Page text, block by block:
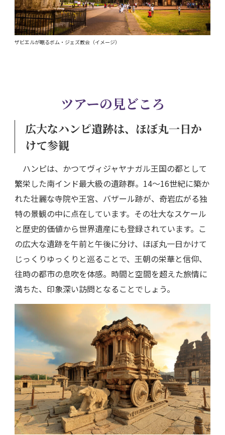
ザビエルが眠るボム・ジェズ教会（イメージ）
ツアーの見どころ
広大なハンピ遺跡は、ほぼ丸一日か
けて参観
ハンピは、かつてヴィジャヤナガル王国の都として
繁栄した南インド最大級の遺跡群。14～16世紀に築か
れた壮麗な寺院や王宮、バザール跡が、奇岩広がる独
特の景観の中に点在しています。その壮大なスケール
と歴史的価値から世界遺産にも登録されています。こ
の広大な遺跡を午前と午後に分け、ほぼ丸一日かけて
じっくりゆっくりと巡ることで、王朝の栄華と信仰、
往時の都市の息吹を体感。時間と空間を超えた旅情に
満ちた、印象深い訪問となることでしょう。